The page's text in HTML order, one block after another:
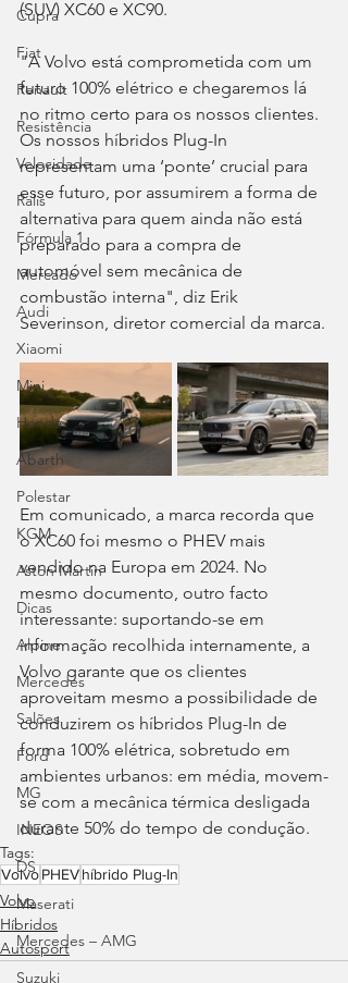
Cupra
Fiat
Renault
Resistência
Velocidade
Ralis
Fórmula 1
Mercado
Audi
Xiaomi
Mini
Honda
Abarth
Polestar
KGM
Aston Martin
Dicas
Alpine
Mercedes
Salões
Ford
MG
INEOS
DS
Maserati
Mercedes – AMG
Suzuki
(SUV) XC60 e XC90.
"A Volvo está comprometida com um
futuro 100% elétrico e chegaremos lá
no ritmo certo para os nossos clientes.
Os nossos híbridos Plug-In
representam uma ‘ponte’ crucial para
esse futuro, por assumirem a forma de
alternativa para quem ainda não está
preparado para a compra de
automóvel sem mecânica de
combustão interna", diz Erik
Severinson, diretor comercial da marca.
Em comunicado, a marca recorda que
o XC60 foi mesmo o PHEV mais
vendido na Europa em 2024. No
mesmo documento, outro facto
interessante: suportando-se em
informação recolhida internamente, a
Volvo garante que os clientes
aproveitam mesmo a possibilidade de
conduzirem os híbridos Plug-In de
forma 100% elétrica, sobretudo em
ambientes urbanos: em média, movem-
se com a mecânica térmica desligada
durante 50% do tempo de condução.
Tags:
VolvoPHEVhíbrido Plug-In
Volvo
Híbridos
Autosport